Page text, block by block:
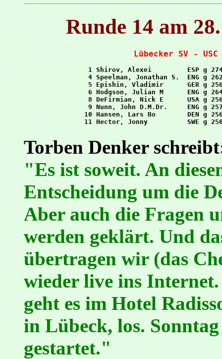
Runde 14 am
Lübecker SV -
1 Shirov, Alexei         ESP g
4 Speelman, Jonathan S.  ENG g
5 Epishin, Vladimir      GER g
6 Hodgson, Julian M      ENG g
8 DeFirmian, Nick E      USA g
9 Nunn, John D.M.Dr.     ENG g
10 Hansen, Lars Bo        DEN g
Torben Denker
"Es ist soweit. An
Entscheidung um die
Aber auch die Fragen
werden geklärt. Und
übertragen wir (das
wieder live ins
geht es im Hotel
in Lübeck, los.
gestartet."